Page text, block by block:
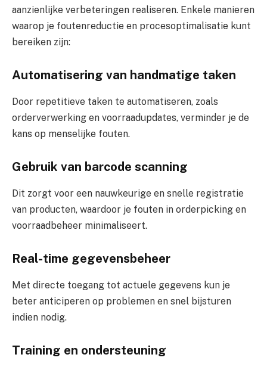
aanzienlijke verbeteringen realiseren. Enkele manieren
waarop je foutenreductie en procesoptimalisatie kunt
bereiken zijn:
Automatisering van handmatige taken
Door repetitieve taken te automatiseren, zoals
orderverwerking en voorraadupdates, verminder je de
kans op menselijke fouten.
Gebruik van barcode scanning
Dit zorgt voor een nauwkeurige en snelle registratie
van producten, waardoor je fouten in orderpicking en
voorraadbeheer minimaliseert.
Real-time gegevensbeheer
Met directe toegang tot actuele gegevens kun je
beter anticiperen op problemen en snel bijsturen
indien nodig.
Training en ondersteuning